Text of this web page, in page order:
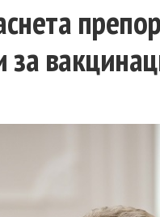
за